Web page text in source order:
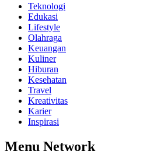
Teknologi
Edukasi
Lifestyle
Olahraga
Keuangan
Kuliner
Hiburan
Kesehatan
Travel
Kreativitas
Karier
Inspirasi
Menu Network